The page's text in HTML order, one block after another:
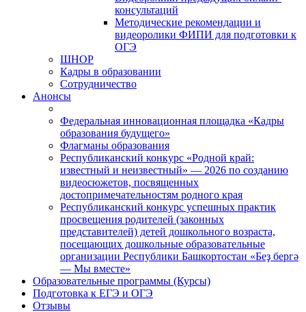
консультаций
Методические рекомендации и
видеоролики ФИПИ для подготовки к
ОГЭ
ШНОР
Кадры в образовании
Сотрудничество
Анонсы
Федеральная инновационная площадка «Кадры
образования будущего»
Флагманы образования
Республиканский конкурс «Родной край:
известный и неизвестный» — 2026 по созданию
видеосюжетов, посвященных
достопримечательностям родного края
Республиканский конкурс успешных практик
просвещения родителей (законных
представителей) детей дошкольного возраста,
посещающих дошкольные образовательные
организации Республики Башкортостан «Беҙ бергә
— Мы вместе»
Образовательные программы (Курсы)
Подготовка к ЕГЭ и ОГЭ
Отзывы